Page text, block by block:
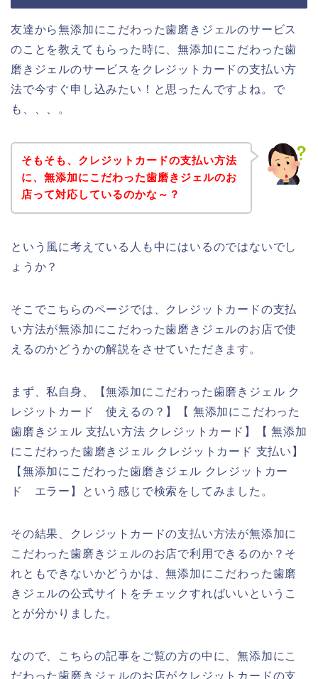
友達から無添加にこだわった歯磨きジェルのサービス
のことを教えてもらった時に、無添加にこだわった歯
磨きジェルのサービスをクレジットカードの支払い方
法で今すぐ申し込みたい！と思ったんですよね。で
も、、、。
そもそも、クレジットカードの支払い方法
に、無添加にこだわった歯磨きジェルのお
店って対応しているのかな～？
という風に考えている人も中にはいるのではないでし
ょうか？
そこでこちらのページでは、クレジットカードの支払
い方法が無添加にこだわった歯磨きジェルのお店で使
えるのかどうかの解説をさせていただきます。
まず、私自身、【無添加にこだわった歯磨きジェル ク
レジットカード 使えるの？】【 無添加にこだわった
歯磨きジェル 支払い方法 クレジットカード】【 無添加
にこだわった歯磨きジェル クレジットカード 支払い】
【無添加にこだわった歯磨きジェル クレジットカー
ド エラー】という感じで検索をしてみました。
その結果、クレジットカードの支払い方法が無添加に
こだわった歯磨きジェルのお店で利用できるのか？そ
れともできないかどうかは、無添加にこだわった歯磨
きジェルの公式サイトをチェックすればいいというこ
とが分かりました。
なので、こちらの記事をご覧の方の中に、無添加にこ
だわった歯磨きジェルのお店がクレジットカードの支